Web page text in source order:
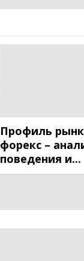
Профиль
форекс –
поведения и...